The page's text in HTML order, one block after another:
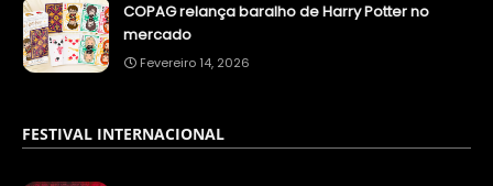
COPAG relança baralho de Harry Potter no
mercado
Fevereiro 14, 2026
FESTIVAL INTERNACIONAL